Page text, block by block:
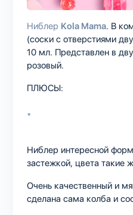
Ниблер Kola Mama. В
(соски с отверстиями
10 мл. Представлен в
розовый.
ПЛЮСЫ:
Ниблер интересной
застежкой, цвета такие
Очень качественный и
сделана сама колба и